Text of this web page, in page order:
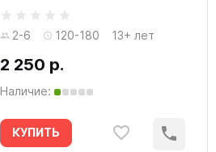
2-6 120-180 13+ лет
2 250 р.
Наличие:
КУПИТЬ